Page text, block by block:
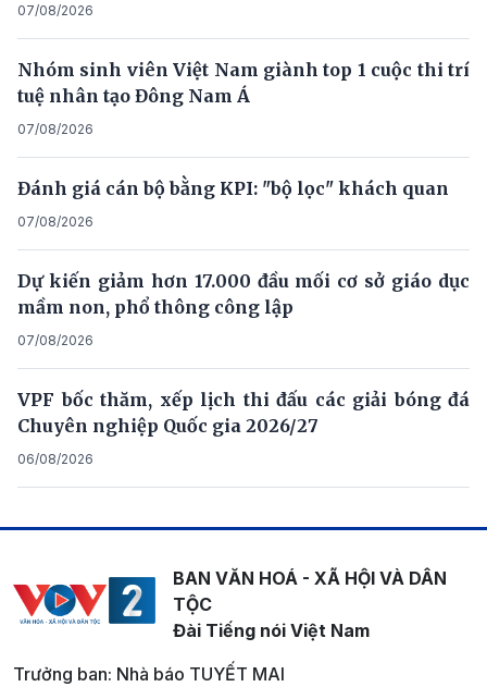
07/08/2026
Nhóm sinh viên Việt Nam giành top 1 cuộc thi trí
tuệ nhân tạo Đông Nam Á
07/08/2026
Đánh giá cán bộ bằng KPI: "bộ lọc" khách quan
07/08/2026
Dự kiến giảm hơn 17.000 đầu mối cơ sở giáo dục
mầm non, phổ thông công lập
07/08/2026
VPF bốc thăm, xếp lịch thi đấu các giải bóng đá
Chuyên nghiệp Quốc gia 2026/27
06/08/2026
BAN VĂN HOÁ - XÃ HỘI VÀ DÂN
TỘC
Đài Tiếng nói Việt Nam
Trưởng ban: Nhà báo TUYẾT MAI